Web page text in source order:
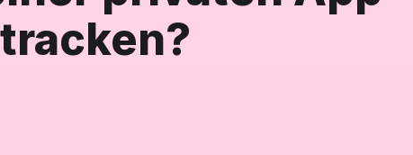
tracken?